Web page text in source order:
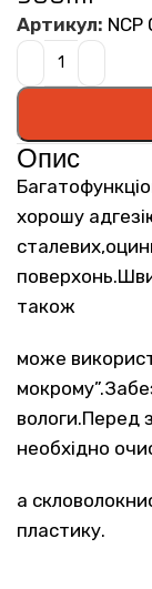
Артикул:
Опис
хорошу
також
може
вологи.Перед
необхідно
а
пластику.